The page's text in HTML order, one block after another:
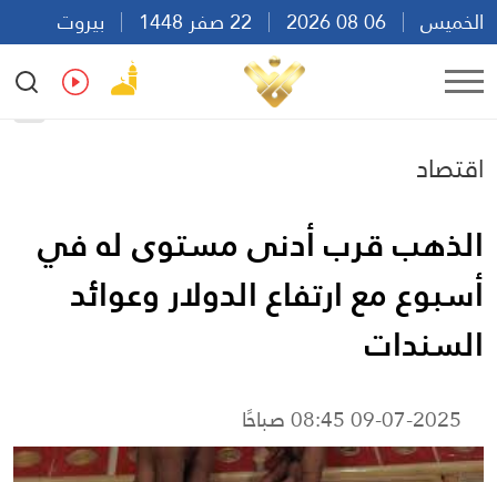
الخميس
بيروت
10:41
Ar
اقتصاد
الذهب قرب أدنى مستوى له في
أسبوع مع ارتفاع الدولار وعوائد
السندات
09-07-2025 08:45 صباحًا